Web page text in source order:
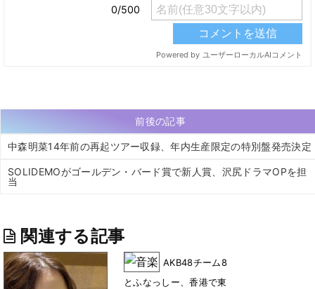
前後の記事
中森明菜14年前の再起ツアー収録、年内生産限定の特別盤発売決定
SOLIDEMOがゴールデン・バード賞で新人賞、沢尻ドラマOPを担
当
関連する記事
AKB48チーム8
とふなっしー、香港で東